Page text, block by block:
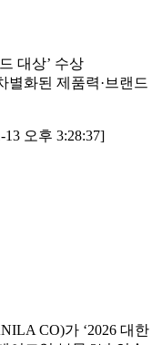
대상’ 수상
화된 제품력·브랜드
13 오후 3:28:37]
CO)가 ‘2026 대한